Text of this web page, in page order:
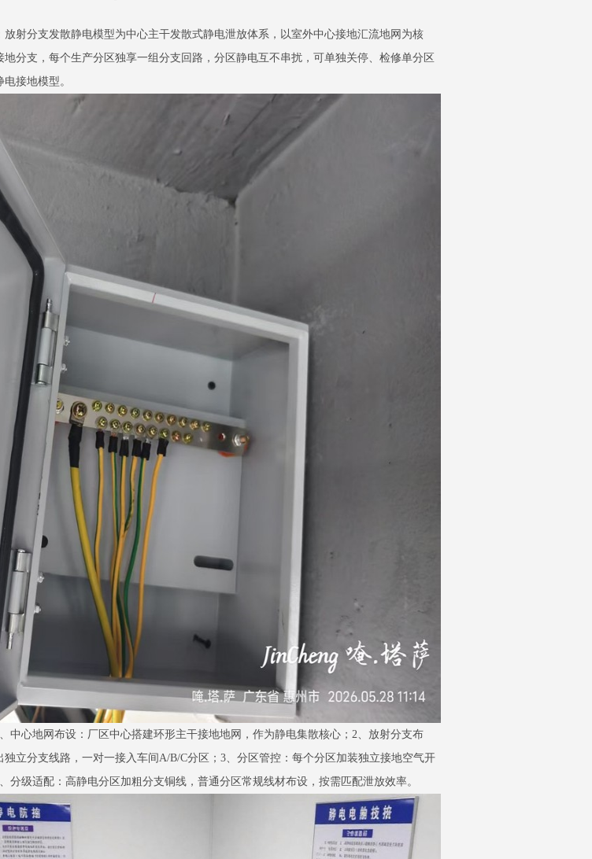
放射分支发散静电模型为中心主干发散式静电泄放体系，以室外中心接地汇流地网为核
分支，每个生产分区独享一组分支回路，分区静电互不串扰，可单独关停、检修单分区
接地模型。
中心地网布设：厂区中心搭建环形主干接地地网，作为静电集散核心；2、放射分支布
立分支线路，一对一接入车间A/B/C分区；3、分区管控：每个分区加装独立接地空气开
分级适配：高静电分区加粗分支铜线，普通分区常规线材布设，按需匹配泄放效率。